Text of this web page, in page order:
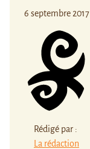
6 septembre 2017
Rédigé par :
La rédaction